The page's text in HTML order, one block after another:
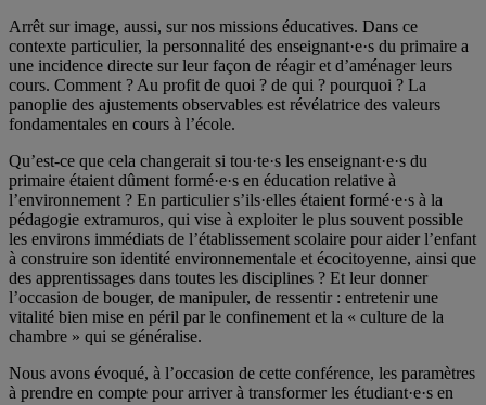
Arrêt sur image, aussi, sur nos missions éducatives. Dans ce
contexte particulier, la personnalité des enseignant·e·s du primaire a
une incidence directe sur leur façon de réagir et d’aménager leurs
cours. Comment ? Au profit de quoi ? de qui ? pourquoi ? La
panoplie des ajustements observables est révélatrice des valeurs
fondamentales en cours à l’école.
Qu’est-ce que cela changerait si tou·te·s les enseignant·e·s du
primaire étaient dûment formé·e·s en éducation relative à
l’environnement ? En particulier s’ils·elles étaient formé·e·s à la
pédagogie extramuros, qui vise à exploiter le plus souvent possible
les environs immédiats de l’établissement scolaire pour aider l’enfant
à construire son identité environnementale et écocitoyenne, ainsi que
des apprentissages dans toutes les disciplines ? Et leur donner
l’occasion de bouger, de manipuler, de ressentir : entretenir une
vitalité bien mise en péril par le confinement et la « culture de la
chambre » qui se généralise.
Nous avons évoqué, à l’occasion de cette conférence, les paramètres
à prendre en compte pour arriver à transformer les étudiant·e·s en